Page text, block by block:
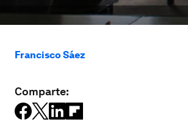
Francisco Sáez
Comparte: